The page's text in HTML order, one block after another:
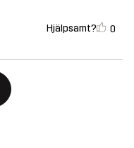
Hjälpsamt? 0